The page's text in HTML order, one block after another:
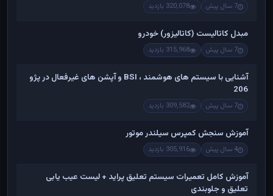
7 سال پیش 320,078 بازدید
مبدل کاتالیست (کاتالیزور) خودرو
7 سال پیش 315,968 بازدید
آشنایی با سیستم های هوشمند ، BSI و آپشن های غیرفعال در پژو
206
7 سال پیش 309,582 بازدید
آموزش سنجش کمپرس سیلندر موتور
4 سال پیش 305,916 بازدید
آموزش کامل تعمیرات سیستم تعلیق پراید + لیست عیب یابی
تعلیق و جلوبندی